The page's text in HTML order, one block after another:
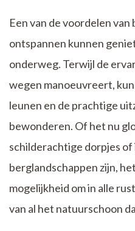
Een van de voordelen
ontspannen kunnen
onderweg. Terwijl de
wegen manoeuvreert,
leunen en de prachtige
bewonderen. Of het nu
schilderachtige dorpjes
berglandschappen zijn,
mogelijkheid om in alle
van al het natuurschoon